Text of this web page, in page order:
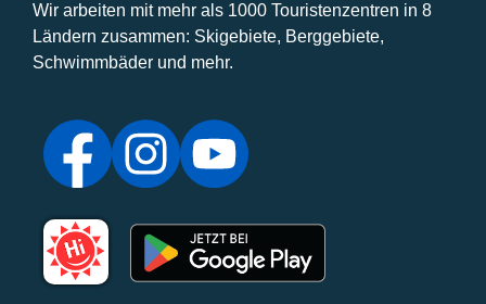
Wir arbeiten mit mehr als 1000 Touristenzentren in 8
Ländern zusammen: Skigebiete, Berggebiete,
Schwimmbäder und mehr.